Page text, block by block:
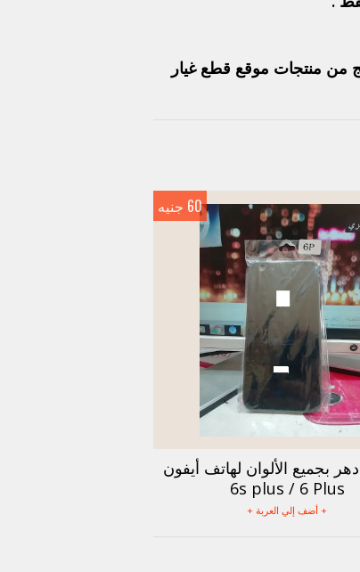
من منتجات موقع قطع غيار
بجميع الألوان لهاتف أيفون
6s plus / 6 Plus
+ أضف إلي العربة +
60 جنيه